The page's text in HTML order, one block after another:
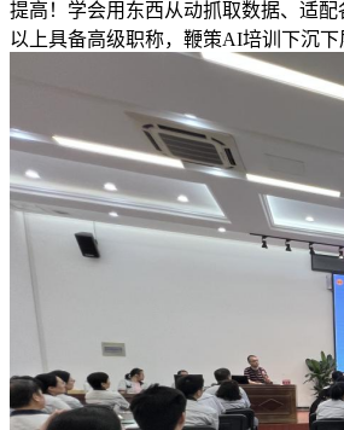
提高！学会用东西从动抓取数据、适配
以上具备高级职称，鞭策AI培训下沉下